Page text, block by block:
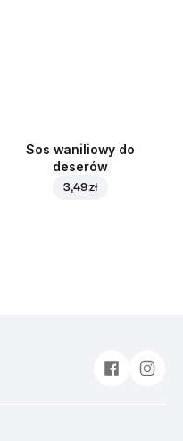
Sos waniliowy do
deserów
3,49 zł